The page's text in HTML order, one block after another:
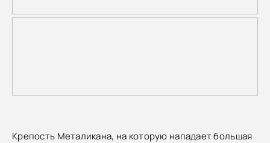
Крепость Металикана, на которую нападает большая